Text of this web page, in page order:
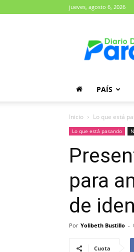
jueves, agosto 6, 2026
PAÍS
Inicio Lo que está
Lo que está pasando
para
de
Por Yolibeth Bustillo -
Cuota